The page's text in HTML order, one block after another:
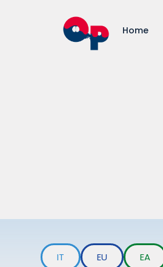
Home
IT EU EA